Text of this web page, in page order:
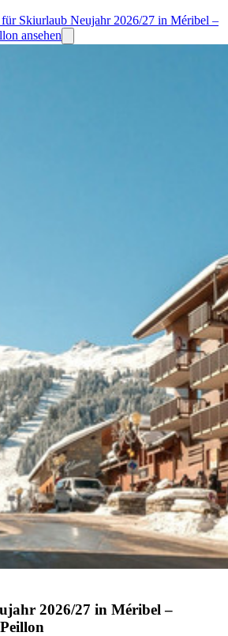
für Skiurlaub Neujahr 2026/27 in Méribel –
ansehen
2026/27 in Méribel –